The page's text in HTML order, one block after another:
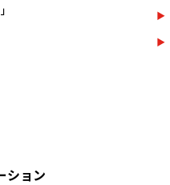
ション